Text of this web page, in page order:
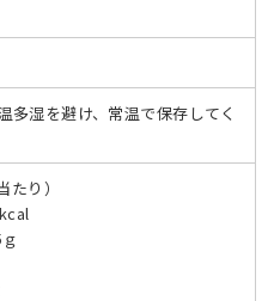
多湿を避け、常温で保存してく
り）